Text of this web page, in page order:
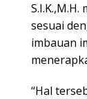
sesuai
imbauan
“Hal